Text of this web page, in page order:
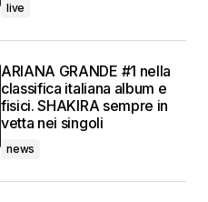
live
ARIANA GRANDE #1 nella
classifica italiana album e
fisici. SHAKIRA sempre in
vetta nei singoli
news